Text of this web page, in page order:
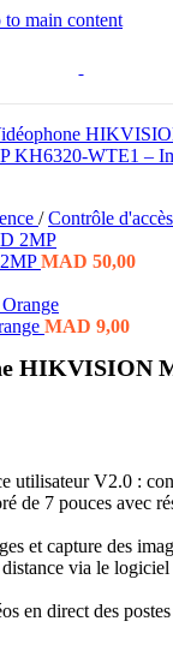
to main content
/ Contrôle d'accès
MAD 50,00
MAD 9,00
HIKVISION
utilisateur V2.0 :
de 7 pouces avec
et capture des
via le
en direct des